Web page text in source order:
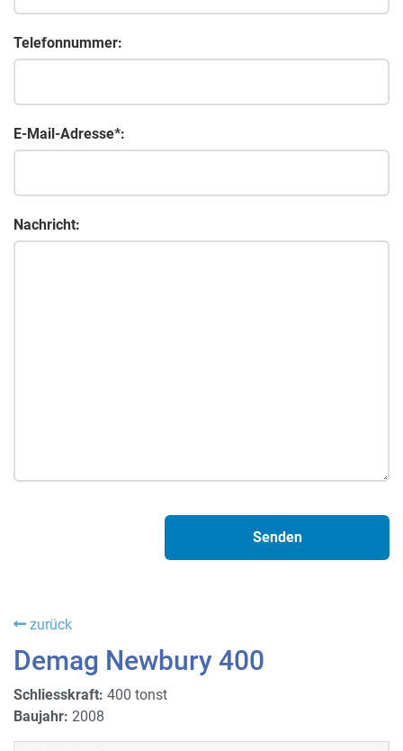
Telefonnummer:
E-Mail-Adresse*:
Nachricht:
zurück
Demag Newbury 400
Schliesskraft: 400 tonst
Baujahr: 2008